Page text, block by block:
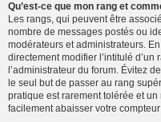
Qu’est-ce que mon rang et
Les rangs, qui peuvent être
nombre de messages postés ou
modérateurs et administrateurs.
directement modifier l’intitulé
l’administrateur du forum. Évitez
le seul but de passer au rang
pratique est rarement tolérée et
facilement abaisser votre